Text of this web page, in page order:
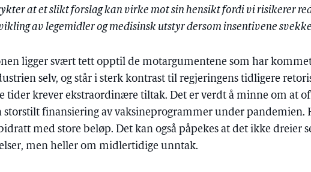
at et slikt forslag kan virke mot sin hensikt fordi vi risikerer
av legemidler og medisinsk utstyr dersom insentivene
ligger svært tett opptil de motargumentene som har
selv, og står i sterk kontrast til regjeringens tidligere
tider krever ekstraordinære tiltak. Det er verdt å minne om at
storstilt finansiering av vaksineprogrammer under pandemien.
med store beløp. Det kan også påpekes at det ikke dreier
men heller om midlertidige unntak.